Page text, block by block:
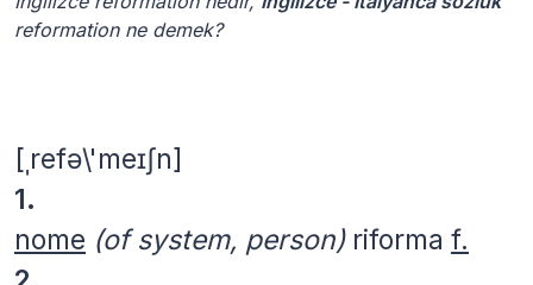
reformation ne demek?
[ˌrefə\'meɪʃn]
1.
nome (of system, person)riforma f.